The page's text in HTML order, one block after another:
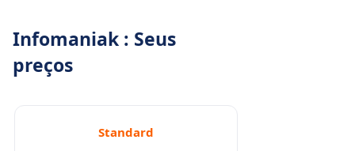
Infomaniak : Seus
preços
Standard